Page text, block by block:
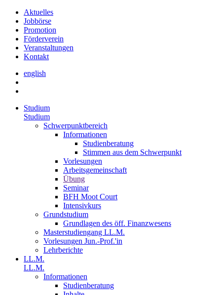
Aktuelles
Jobbörse
Promotion
Förderverein
Veranstaltungen
Kontakt
english
Studium
Studium
Schwerpunktbereich
Informationen
Studienberatung
Stimmen aus dem Schwerpunkt
Vorlesungen
Arbeitsgemeinschaft
Übung
Seminar
BFH Moot Court
Intensivkurs
Grundstudium
Grundlagen des öff. Finanzwesens
Masterstudiengang LL.M.
Vorlesungen Jun.-Prof.'in
Lehrberichte
LL.M.
LL.M.
Informationen
Studienberatung